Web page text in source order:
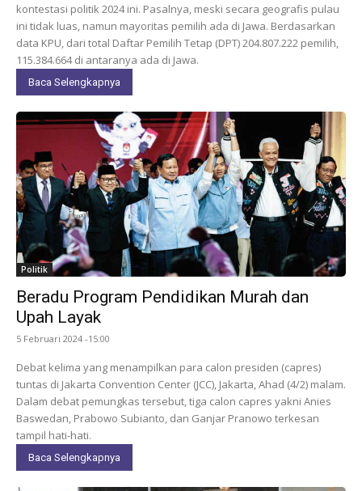
kontestasi politik 2024 ini. Pasalnya, meski secara geografis pulau
ini tidak luas, namun mayoritas pemilih ada di Jawa. Berdasarkan
data KPU, dari total Daftar Pemilih Tetap (DPT) 204.807.222 pemilih,
115.384.664 di antaranya ada di Jawa.
Baca Selengkapnya
Politik
Beradu Program Pendidikan Murah dan
Upah Layak
5 Februari 2024 -15:00
Debat kelima yang menampilkan para calon presiden (capres)
tuntas di Jakarta Convention Center (JCC), Jakarta, Ahad (4/2) malam.
Dalam debat pemungkas tersebut, tiga calon capres yakni Anies
Baswedan, Prabowo Subianto, dan Ganjar Pranowo terkesan
tampil hati-hati.
Baca Selengkapnya